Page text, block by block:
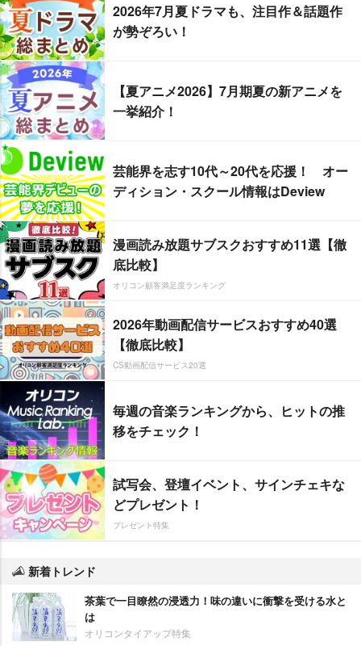
2026年7月夏ドラマも、注目作＆話題作
が勢ぞろい！
【夏アニメ2026】7月期夏の新アニメを
一挙紹介！
芸能界を志す10代～20代を応援！ オー
ディション・スクール情報はDeview
漫画読み放題サブスクおすすめ11選【徹
底比較】
オリコン顧客満足度ランキング
2026年動画配信サービスおすすめ40選
【徹底比較】
CS動画配信サービス20選
毎週の音楽ランキングから、ヒットの推
移をチェック！
試写会、登壇イベント、サインチェキな
どプレゼント！
プレゼント特集
新着トレンド
茶葉で一目瞭然の浸透力！味の違いに衝撃を受ける水と
は
オリコンタイアップ特集